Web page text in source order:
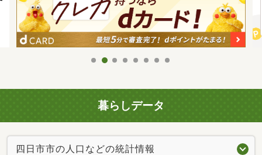
暮らしデータ
四日市市の人口などの統計情報